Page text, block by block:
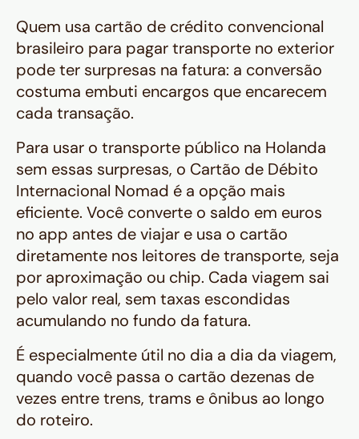
Quem usa cartão de crédito convencional
brasileiro para pagar transporte no exterior
pode ter surpresas na fatura: a conversão
costuma embuti encargos que encarecem
cada transação.
Para usar o transporte público na Holanda
sem essas surpresas, o Cartão de Débito
Internacional Nomad é a opção mais
eficiente. Você converte o saldo em euros
no app antes de viajar e usa o cartão
diretamente nos leitores de transporte, seja
por aproximação ou chip. Cada viagem sai
pelo valor real, sem taxas escondidas
acumulando no fundo da fatura.
É especialmente útil no dia a dia da viagem,
quando você passa o cartão dezenas de
vezes entre trens, trams e ônibus ao longo
do roteiro.